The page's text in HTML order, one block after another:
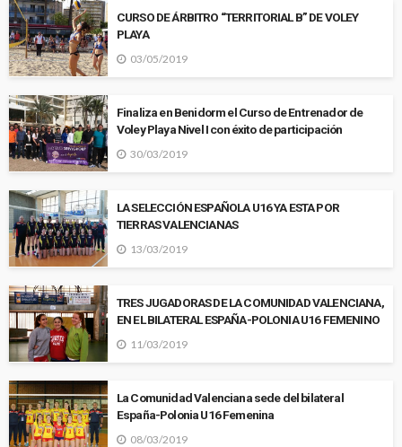
CURSO DE ÁRBITRO “TERRITORIAL B” DE VOLEY
PLAYA
03/05/2019
Finaliza en Benidorm el Curso de Entrenador de
Voley Playa Nivel I con éxito de participación
30/03/2019
LA SELECCIÓN ESPAÑOLA U16 YA ESTA POR
TIERRAS VALENCIANAS
13/03/2019
TRES JUGADORAS DE LA COMUNIDAD VALENCIANA,
EN EL BILATERAL ESPAÑA-POLONIA U16 FEMENINO
11/03/2019
La Comunidad Valenciana sede del bilateral
España-Polonia U16 Femenina
08/03/2019